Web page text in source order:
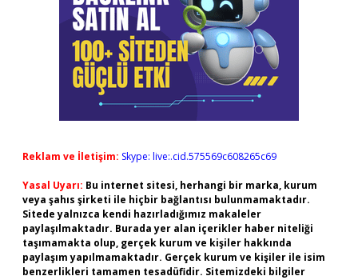
Reklam ve İletişim: Skype: live:.cid.575569c608265c69
Yasal Uyarı: Bu internet sitesi, herhangi bir marka, kurum
veya şahıs şirketi ile hiçbir bağlantısı bulunmamaktadır.
Sitede yalnızca kendi hazırladığımız makaleler
paylaşılmaktadır. Burada yer alan içerikler haber niteliği
taşımamakta olup, gerçek kurum ve kişiler hakkında
paylaşım yapılmamaktadır. Gerçek kurum ve kişiler ile isim
benzerlikleri tamamen tesadüfidir. Sitemizdeki bilgiler